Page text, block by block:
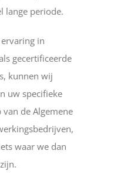
lange periode.
in
gecertificeerde
kunnen wij
uw specifieke
de Algemene
waar we dan